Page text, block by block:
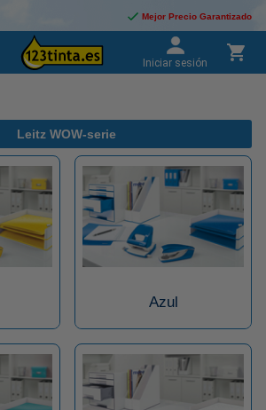
Mejor Precio Garantizado
Iniciar sesión
Leitz WOW-serie
Azul